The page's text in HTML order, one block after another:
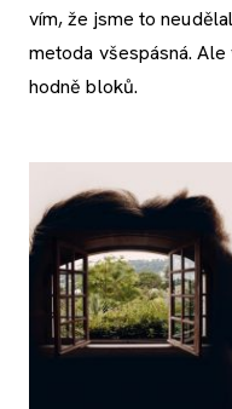
vím, že jsme to
metoda všespásná.
hodně bloků.